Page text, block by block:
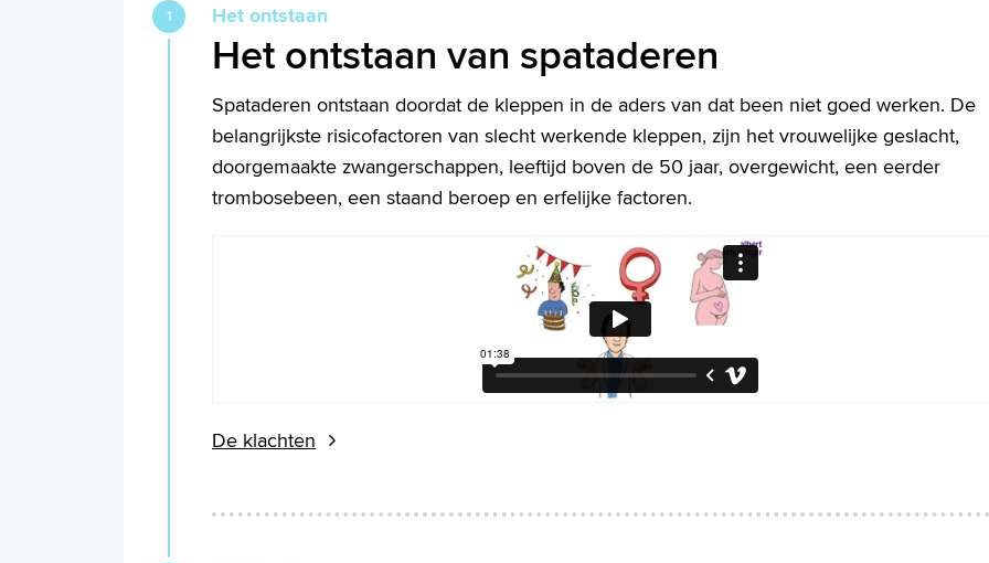
Het ontstaan
Het ontstaan van spataderen
Spataderen ontstaan doordat de kleppen in de aders van dat been niet goed werken. De
belangrijkste risicofactoren van slecht werkende kleppen, zijn het vrouwelijke geslacht,
doorgemaakte zwangerschappen, leeftijd boven de 50 jaar, overgewicht, een eerder
trombosebeen, een staand beroep en erfelijke factoren.
De klachten